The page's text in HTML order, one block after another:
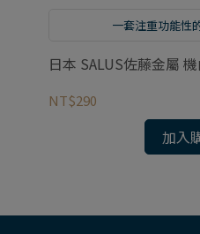
一套注重功能性
日本 SALUS佐藤金屬
NT$290
加入